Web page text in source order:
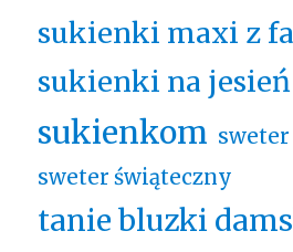
sukienki maxi z
sukienki na jesień
sukienkom
sweter świąteczny
tanie bluzki